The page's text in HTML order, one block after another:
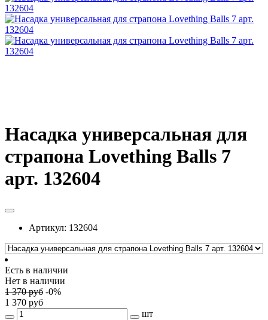
Насадка универсальная для
страпона Lovething Balls 7
арт. 132604
Артикул: 132604
Есть в наличии
Нет в наличии
1 370руб -0%
1 370 руб
шт